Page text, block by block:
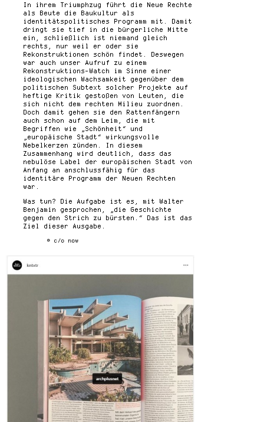
In ihrem Triumphzug führt die Neue Rechte
als Beute die Baukultur als
identitätspolitisches Programm mit. Damit
dringt sie tief in die bürgerliche Mitte
ein, schließlich ist niemand gleich
rechts, nur weil er oder sie
Rekonstruktionen schön findet. Deswegen
war auch unser Aufruf zu einem
Rekonstruktions-Watch im Sinne einer
ideologischen Wachsamkeit gegenüber dem
politischen Subtext solcher Projekte auf
heftige Kritik gestoßen von Leuten, die
sich nicht dem rechten Milieu zuordnen.
Doch damit gehen sie den Rattenfängern
auch schon auf dem Leim, die mit
Begriffen wie „Schönheit“ und
„europäische Stadt“ wirkungsvolle
Nebelkerzen zünden. In diesem
Zusammenhang wird deutlich, dass das
nebulöse Label der europäischen Stadt von
Anfang an anschlussfähig für das
identitäre Programm der Neuen Rechten
war.
Was tun? Die Aufgabe ist es, mit Walter
Benjamin gesprochen, „die Geschichte
gegen den Strich zu bürsten.“ Das ist das
Ziel dieser Ausgabe.
© c/o now